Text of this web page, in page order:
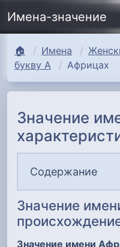
Имена-значение
🏠 Имена
букву А
Африцах
Значение
Содержание
Значение
Значение имени